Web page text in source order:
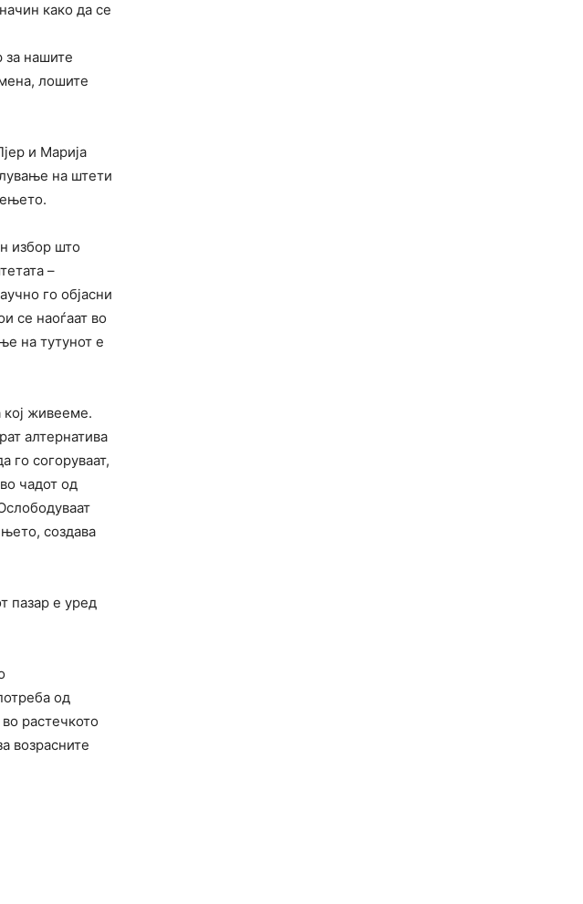
како да се
за нашите
лошите
и Марија
на штети
избор што
–
го објасни
се наоѓаат во
на тутунот е
кој живееме.
алтернатива
го согоруваат,
чадот од
создава
пазар е уред
од
растечкото
возрасните